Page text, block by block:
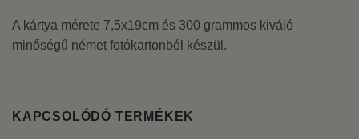
A kártya mérete 7,5x19cm és 300 grammos kiváló
minőségű német fotókartonból készül.
KAPCSOLÓDÓ TERMÉKEK